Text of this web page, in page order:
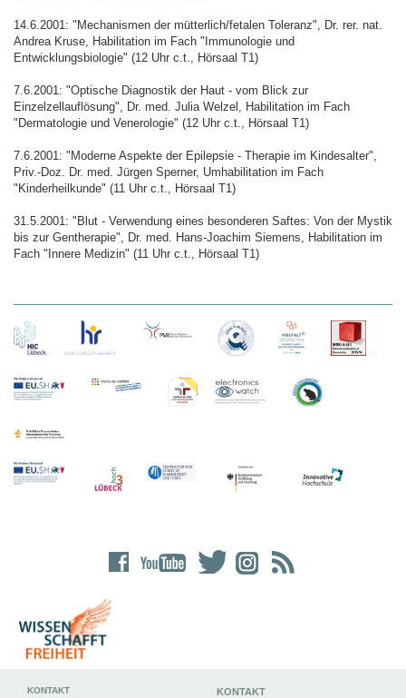
14.6.2001: "Mechanismen der mütterlich/fetalen Toleranz", Dr. rer. nat.
Andrea Kruse, Habilitation im Fach "Immunologie und
Entwicklungsbiologie" (12 Uhr c.t., Hörsaal T1)
7.6.2001: "Optische Diagnostik der Haut - vom Blick zur
Einzelzellauflösung", Dr. med. Julia Welzel, Habilitation im Fach
"Dermatologie und Venerologie" (12 Uhr c.t., Hörsaal T1)
7.6.2001: "Moderne Aspekte der Epilepsie - Therapie im Kindesalter",
Priv.-Doz. Dr. med. Jürgen Sperner, Umhabilitation im Fach
"Kinderheilkunde" (11 Uhr c.t., Hörsaal T1)
31.5.2001: "Blut - Verwendung eines besonderen Saftes: Von der Mystik
bis zur Gentherapie", Dr. med. Hans-Joachim Siemens, Habilitation im
Fach "Innere Medizin" (11 Uhr c.t., Hörsaal T1)
KONTAKT
KONTAKT